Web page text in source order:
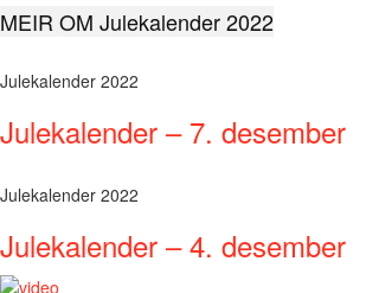
MEIR OM Julekalender 2022
Julekalender 2022
Julekalender – 7. desember
Julekalender 2022
Julekalender – 4. desember